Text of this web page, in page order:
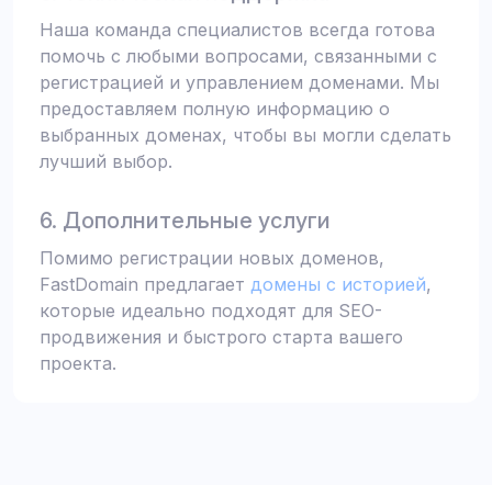
Наша команда специалистов всегда готова
помочь с любыми вопросами, связанными с
регистрацией и управлением доменами. Мы
предоставляем полную информацию о
выбранных доменах, чтобы вы могли сделать
лучший выбор.
6. Дополнительные услуги
Помимо регистрации новых доменов,
FastDomain предлагает домены с историей,
которые идеально подходят для SEO-
продвижения и быстрого старта вашего
проекта.